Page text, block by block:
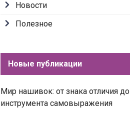
Новости
Полезное
Новые публикации
Мир нашивок: от знака отличия до
инструмента самовыражения